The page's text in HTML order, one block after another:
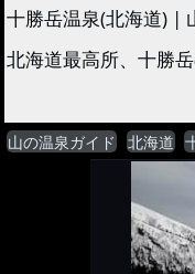
十勝岳温泉(北海道) |
北海道最高所、十勝
山の温泉ガイド 北海道